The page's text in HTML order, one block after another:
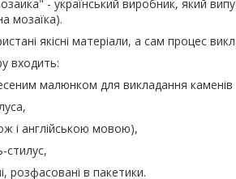
- український виробник, який
мозаїка).
якісні матеріали, а сам процес
входить:
малюнком для викладання каменів
і англійською мовою),
стилус,
розфасовані в пакетики.